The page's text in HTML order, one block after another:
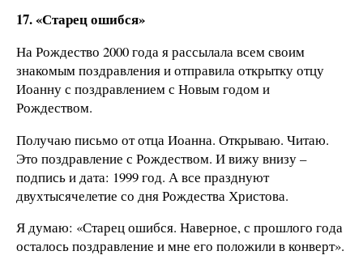
17. «Старец ошибся»
На Рождество 2000 года я рассылала всем своим
знакомым поздравления и отправила открытку отцу
Иоанну с поздравлением с Новым годом и
Рождеством.
Получаю письмо от отца Иоанна. Открываю. Читаю.
Это поздравление с Рождеством. И вижу внизу –
подпись и дата: 1999 год. А все празднуют
двухтысячелетие со дня Рождества Христова.
Я думаю: «Старец ошибся. Наверное, с прошлого года
осталось поздравление и мне его положили в конверт».